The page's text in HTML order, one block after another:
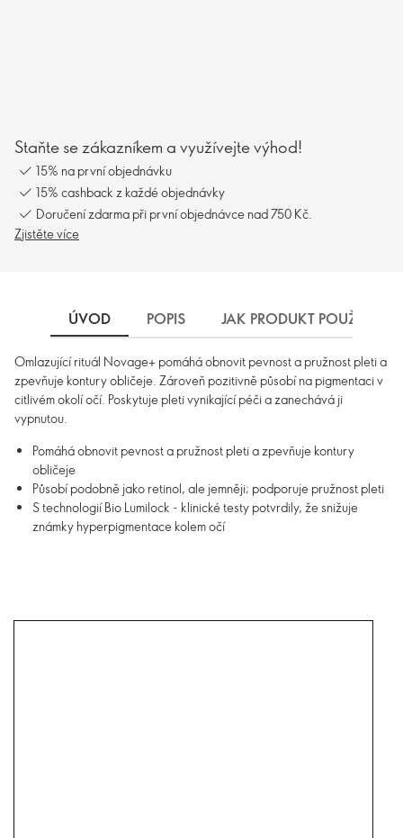
Staňte se zákazníkem a využívejte výhod!
15% na první objednávku
15% cashback z každé objednávky
Doručení zdarma při první objednávce nad 750 Kč.
Zjistěte více
ÚVOD POPIS JAK PRODUKT POUŽÍVAT
Omlazující rituál Novage+ pomáhá obnovit pevnost a pružnost pleti a
zpevňuje kontury obličeje. Zároveň pozitivně působí na pigmentaci v
citlivém okolí očí. Poskytuje pleti vynikající péči a zanechává ji
vypnutou.
Pomáhá obnovit pevnost a pružnost pleti a zpevňuje kontury
obličeje
Působí podobně jako retinol, ale jemněji; podporuje pružnost pleti
S technologií Bio Lumilock - klinické testy potvrdily, že snižuje
známky hyperpigmentace kolem očí